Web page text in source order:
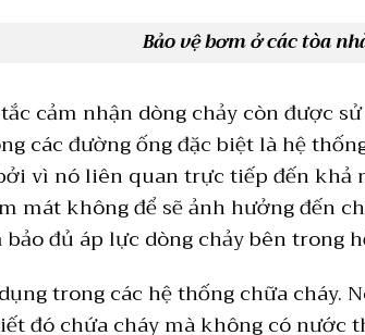
Bảo vệ bơm ở các tòa
cảm nhận dòng chảy còn được
các đường ống đặc biệt là hệ
vì nó liên quan trực tiếp đến khả
mát không để sẽ ảnh hưởng đến
đủ áp lực dòng chảy bên trong
trong các hệ thống chữa cháy.
đó chứa cháy mà không có